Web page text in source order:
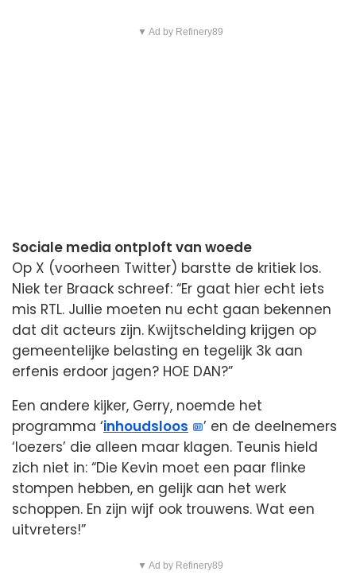
▼ Ad by Refinery89
Sociale media ontploft van woede
Op X (voorheen Twitter) barstte de kritiek los.
Niek ter Braack schreef: “Er gaat hier echt iets
mis RTL. Jullie moeten nu echt gaan bekennen
dat dit acteurs zijn. Kwijtschelding krijgen op
gemeentelijke belasting en tegelijk 3k aan
erfenis erdoor jagen? HOE DAN?”
Een andere kijker, Gerry, noemde het
programma ‘inhoudsloos
’ en de deelnemers
‘loezers’ die alleen maar klagen. Teunis hield
zich niet in: “Die Kevin moet een paar flinke
stompen hebben, en gelijk aan het werk
schoppen. En zijn wijf ook trouwens. Wat een
uitvreters!”
▼ Ad by Refinery89